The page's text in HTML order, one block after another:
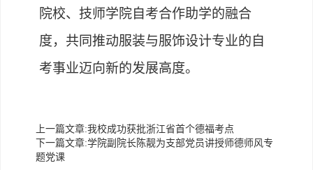
院校、技师学院自考合作助学的融合
度，共同推动服装与服饰设计专业的自
考事业迈向新的发展高度。
上一篇文章:我校成功获批浙江省首个德福考点
下一篇文章:学院副院长陈靓为支部党员讲授师德师风专
题党课